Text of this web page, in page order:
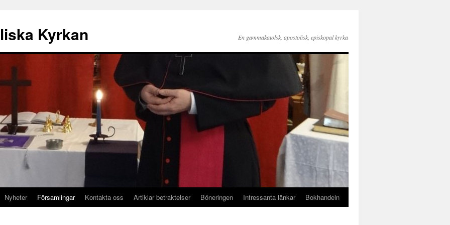
Kyrkan En gammakatolsk, apostolisk, episkopal kyrka
Nyheter Församlingar Kontakta oss Artiklar betraktelser Böneringen Intressanta länkar Bokhandeln